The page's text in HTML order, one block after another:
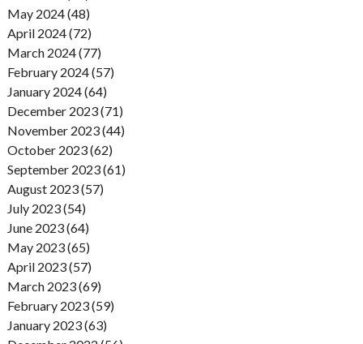
May 2024 (48)
April 2024 (72)
March 2024 (77)
February 2024 (57)
January 2024 (64)
December 2023 (71)
November 2023 (44)
October 2023 (62)
September 2023 (61)
August 2023 (57)
July 2023 (54)
June 2023 (64)
May 2023 (65)
April 2023 (57)
March 2023 (69)
February 2023 (59)
January 2023 (63)